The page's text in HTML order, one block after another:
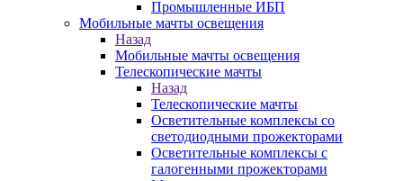
Промышленные ИБП
Мобильные мачты освещения
Назад
Мобильные мачты освещения
Телескопические мачты
Назад
Телескопические мачты
Осветительные комплексы со
светодиодными прожекторами
Осветительные комплексы с
галогенными прожекторами